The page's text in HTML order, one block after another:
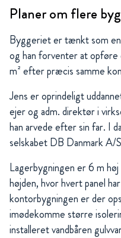
Planer om flere
Byggeriet er tænkt som en
og han forventer at opføre
m² efter præcis samme
Jens er oprindeligt
ejer og adm. direktør i
han arvede efter sin far. I
selskabet DB Danmark A/
Lagerbygningen er 6 m
højden, hvor hvert panel
kontorbygningen er der
imødekomme større
installeret vandbåren